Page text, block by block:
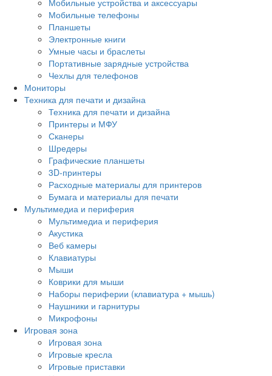
Мобильные телефоны
Планшеты
Электронные книги
Умные часы и браслеты
Портативные зарядные устройства
Чехлы для телефонов
Мониторы
Техника для печати и дизайна
Техника для печати и дизайна
Принтеры и МФУ
Сканеры
Шредеры
Графические планшеты
3D-принтеры
Расходные материалы для принтеров
Бумага и материалы для печати
Мультимедиа и периферия
Мультимедиа и периферия
Акустика
Веб камеры
Клавиатуры
Мыши
Коврики для мыши
Наборы периферии (клавиатура + мышь)
Наушники и гарнитуры
Микрофоны
Игровая зона
Игровая зона
Игровые кресла
Игровые приставки